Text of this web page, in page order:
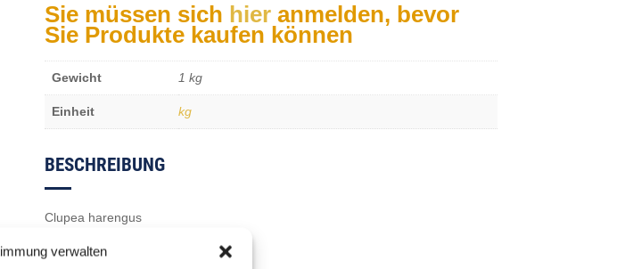
verwalten
Sie müssen sich hieranmelden, bevor
Sie Produkte kaufen können
Gewicht 1 kg
Einheit kg
BESCHREIBUNG
Clupea harengus